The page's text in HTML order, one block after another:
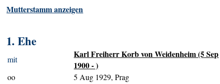
Mutterstamm anzeigen
1. Ehe
mit
Karl Freiherr Korb von Weidenheim (5 Sep
1900 - )
oo 5 Aug 1929, Prag